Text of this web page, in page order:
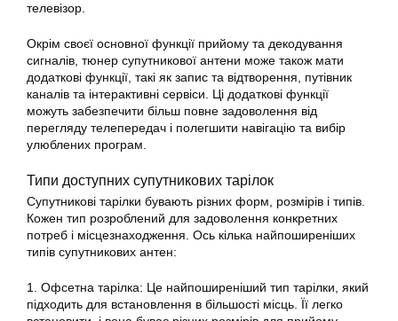
телевізор.
Окрім своєї основної функції прийому та декодування
сигналів, тюнер супутникової антени може також мати
додаткові функції, такі як запис та відтворення, путівник
каналів та інтерактивні сервіси. Ці додаткові функції
можуть забезпечити більш повне задоволення від
перегляду телепередач і полегшити навігацію та вибір
улюблених програм.
Типи доступних супутникових тарілок
Супутникові тарілки бувають різних форм, розмірів і типів.
Кожен тип розроблений для задоволення конкретних
потреб і місцезнаходження. Ось кілька найпоширеніших
типів супутникових антен:
1. Офсетна тарілка: Це найпоширеніший тип тарілки, який
підходить для встановлення в більшості місць. Її легко